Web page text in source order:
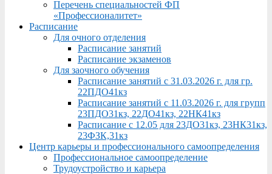
Перечень специальностей ФП
«Профессионалитет»
Расписание
Для очного отделения
Расписание занятий
Расписание экзаменов
Для заочного обучения
Расписание занятий с 31.03.2026 г. для гр.
22ПДО41кз
Расписание занятий с 11.03.2026 г. для групп
23ПДО31кз, 22ДО41кз, 22НК41кз
Расписание с 12.05 для 23ДО31кз, 23НК31кз,
23ФЗК,31кз
Центр карьеры и профессионального самоопределения
Профессиональное самоопределение
Трудоустройство и карьера